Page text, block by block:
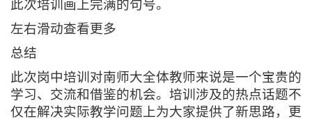
此次培训画上完满的句号。
左右滑动查看更多
总结
此次岗中培训对南师大全体教师来说是一个宝贵的
学习、交流和借鉴的机会。培训涉及的热点话题不
仅在解决实际教学问题上为大家提供了新思路，更